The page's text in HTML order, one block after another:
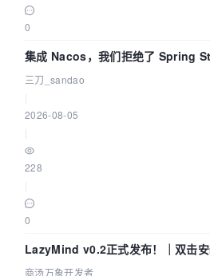
0
集成 Nacos，我们拒绝了 Spring
三刀_sandao
2026-08-05
228
0
LazyMind v0.2正式发布！｜双击安
走到“完成交付”
商汤万象开发者